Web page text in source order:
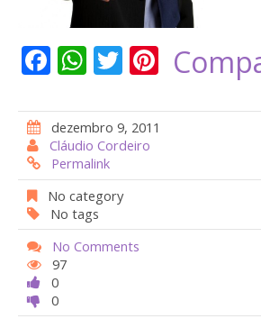
F
e
b
o
o
k
W
at
s
A
p
p
T
itt
er
Pi
er
st
dezembro 9, 2011
Cláudio Cordeiro
Permalink
No category
No tags
No Comments
97
0
0